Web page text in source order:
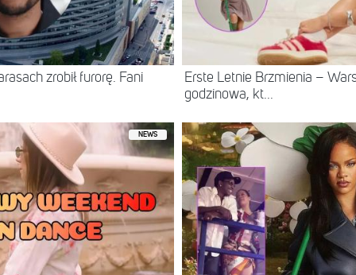
zrobił furorę. Fani
Erste Letnie Brzmienia –
godzinowa, kt...
NEWS